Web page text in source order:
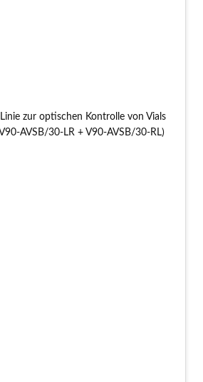
zur optischen Kontrolle von Vials
AVSB/30-LR + V90-AVSB/30-RL)